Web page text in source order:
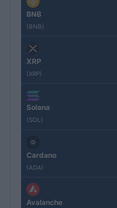
BNB
(BNB)
XRP
(XRP)
Solana
(SOL)
Cardano
(ADA)
Avalanche